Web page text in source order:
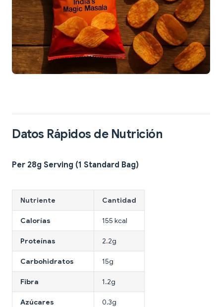
Datos Rápidos de Nutrición
Per 28g Serving (1 Standard Bag)
Nutriente Cantidad
Calorías 155 kcal
Proteínas 2.2g
Carbohidratos 15g
Fibra 1.2g
Azúcares 0.3g